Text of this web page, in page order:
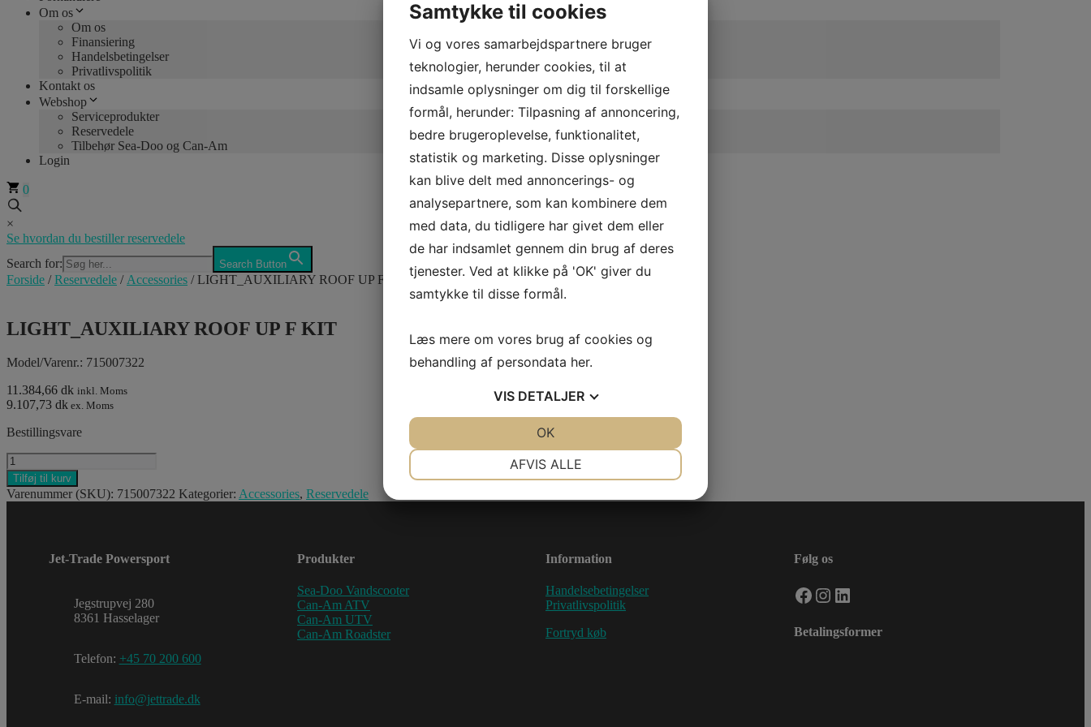
Om os
Om os
Finansiering
Handelsbetingelser
Privatlivspolitik
Kontakt os
Webshop
Serviceprodukter
Reservedele
Tilbehør Sea-Doo og Can-Am
Login
0
×
Se hvordan du bestiller reservedele
Search for:
Search Button
Forside /Reservedele / Accessories / LIGHT_AUXILIARY ROOF UP F KIT
LIGHT_AUXILIARY ROOF UP F KIT
Model/Varenr.: 715007322
11.384,66 dk inkl. Moms
9.107,73 dk ex. Moms
Bestillingsvare
LIGHT_AUXILIARY
ROOF
UP
F
Tilføj til kurv
Varenummer (SKU): 715007322 Kategorier: Accessories, Reservedele
Jet-Trade Powersport
Jegstrupvej 280
8361 Hasselager
Telefon: +45 70 200 600
E-mail: info@jettrade.dk
Produkter
Sea-Doo Vandscooter
Can-Am ATV
Can-Am UTV
Can-Am Roadster
Information
Handelsebetingelser
Privatlivspolitik
Fortryd køb
Følg os
Facebook
Instagram
LinkedIn
Betalingsformer
Samtykke til cookies
Vi og vores samarbejdspartnere bruger
teknologier, herunder cookies, til at
indsamle oplysninger om dig til forskellige
formål, herunder: Tilpasning af annoncering,
bedre brugeroplevelse, funktionalitet,
statistik og marketing. Disse oplysninger
kan blive delt med annoncerings- og
analysepartnere, som kan kombinere dem
med data, du tidligere har givet dem eller
de har indsamlet gennem din brug af deres
tjenester. Ved at klikke på 'OK' giver du
samtykke til disse formål.
Læs mere om vores brug af cookies og
behandling af persondata her.
VIS DETALJER
AFVIS ALLE
OK